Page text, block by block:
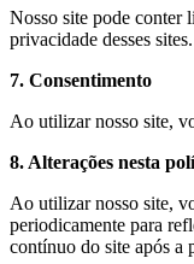
Nosso site pode conter
privacidade desses
7. Consentimento
Ao utilizar nosso site,
8. Alterações nesta
Ao utilizar nosso site,
periodicamente para
contínuo do site após a